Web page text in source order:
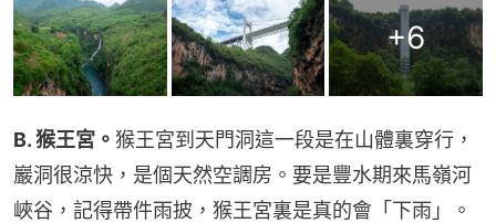
+6
B. 猴王宮。 猴王宮到天門洞這一段是在山體裏穿行，
巖洞很涼快，是個天然空調房。要是豐水期來馬嶺河
峽谷，記得帶件雨披，猴王宮裏是真的會「下雨」。